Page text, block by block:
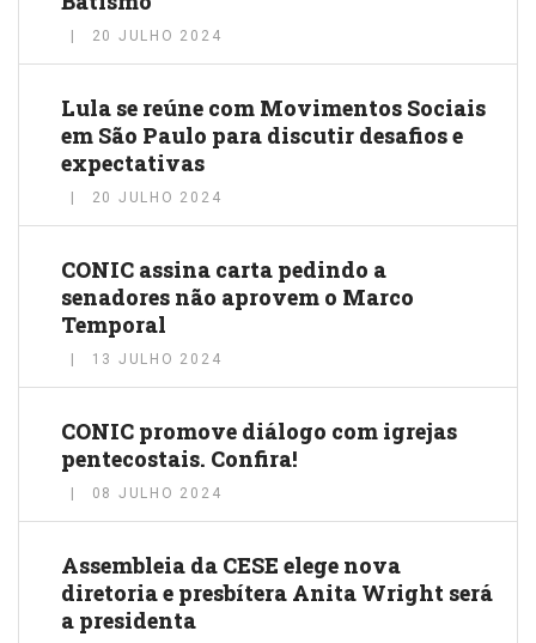
20 JULHO 2024
Lula se reúne com Movimentos Sociais
em São Paulo para discutir desafios e
expectativas
20 JULHO 2024
CONIC assina carta pedindo a
senadores não aprovem o Marco
Temporal
13 JULHO 2024
CONIC promove diálogo com igrejas
pentecostais. Confira!
08 JULHO 2024
Assembleia da CESE elege nova
diretoria e presbítera Anita Wright será
a presidenta